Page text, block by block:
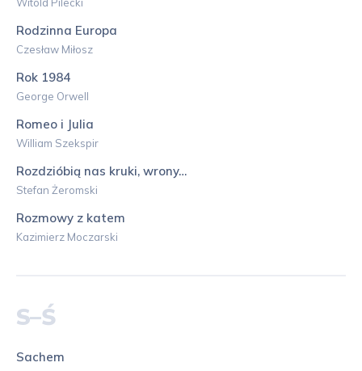
Rodzinna Europa
Czesław Miłosz
Rok 1984
George Orwell
Romeo i Julia
William Szekspir
Rozdzióbią nas kruki, wrony…
Stefan Żeromski
Rozmowy z katem
Kazimierz Moczarski
S–Ś
Sachem